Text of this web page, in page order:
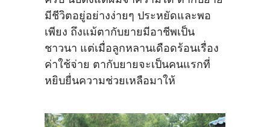
มีชีวิตอยู่อย่างง่ายๆ ประหยัดและพอ
เพียง ถึงแม้ตากับยายมีอาชีพเป็น
ชาวนา แต่เมื่อลูกหลานเดือดร้อนเรื่อง
ค่าใช้จ่าย ตากับยายจะเป็นคนแรกที่
หยิบยื่นความช่วยเหลือมาให้